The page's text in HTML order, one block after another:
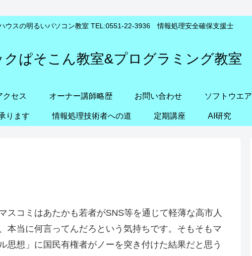
ウスの明るいパソコン教室 TEL:0551-22-3936 情報処理安全確保支援士
クぱそこん教室&プログラミング教室
クセス オーナー講師略歴 お問い合わせ ソフトウエア
ります 情報処理技術者への道 定期講座 AI研究
スコミはあたかも若者がSNS等を通じて軽薄な高市人
本当に何言ってんだろという気持ちです。そもそもマ
思想」に国民有権者がノーを突き付けた結果だと思う